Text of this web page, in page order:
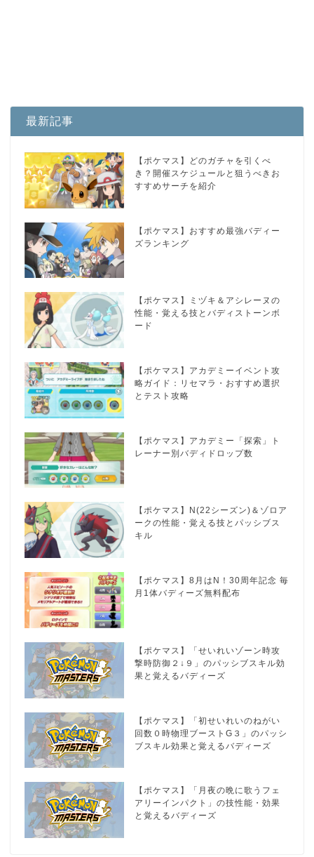
最新記事
【ポケマス】どのガチャを引くべ
き？開催スケジュールと狙うべきお
すすめサーチを紹介
【ポケマス】おすすめ最強バディー
ズランキング
【ポケマス】ミヅキ＆アシレーヌの
性能・覚える技とバディストーンボ
ード
【ポケマス】アカデミーイベント攻
略ガイド：リセマラ・おすすめ選択
とテスト攻略
【ポケマス】アカデミー「探索」ト
レーナー別バディドロップ数
【ポケマス】N(22シーズン)＆ゾロア
ークの性能・覚える技とパッシブス
キル
【ポケマス】8月はN！30周年記念 毎
月1体バディーズ無料配布
【ポケマス】「せいれいゾーン時攻
撃時防御２↓９」のパッシブスキル効
果と覚えるバディーズ
【ポケマス】「初せいれいのねがい
回数０時物理ブーストG３」のパッシ
ブスキル効果と覚えるバディーズ
【ポケマス】「月夜の晩に歌うフェ
アリーインパクト」の技性能・効果
と覚えるバディーズ